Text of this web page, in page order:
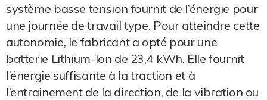
système basse tension fournit de l’énergie pour
une journée de travail type. Pour atteindre cette
autonomie, le fabricant a opté pour une
batterie Lithium-Ion de 23,4 kWh. Elle fournit
l’énergie suffisante à la traction et à
l‘entrainement de la direction, de la vibration ou